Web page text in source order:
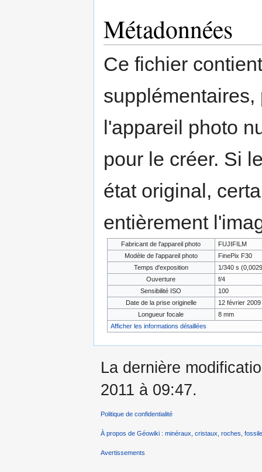
Métadonnées
Ce fichier
l'appareil photo
pour le créer. Si
état original,
entièrement
Fabricant de l'appareil photo
FUJIFILM
Modèle de l'appareil photo
FinePix F30
Temps d'exposition
1/340 s
Ouverture
f/4
Sensibilité ISO
100
Date de la prise originelle
12 février
Longueur focale
8 mm
Afficher les informations détaillées
La dernière
2011 à 09:47.
Politique de confidentialité
À propos de Géowiki : minéraux, cristaux, roches,
Avertissements